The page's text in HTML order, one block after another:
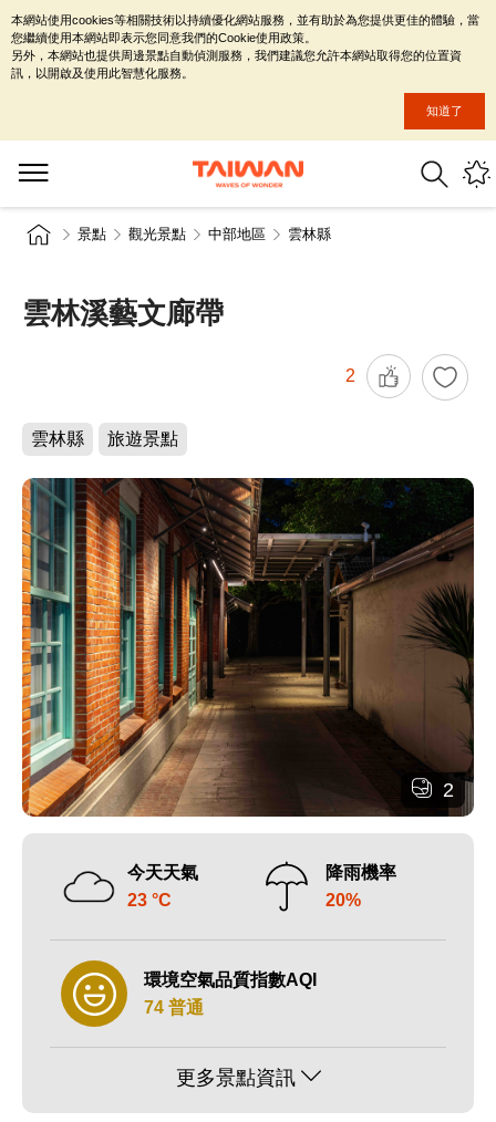
景點 觀光景點 中部地區 雲林縣
雲林溪藝文廊帶
2
雲林縣 旅遊景點
2
今天天氣
23 °C
降雨機率
20%
環境空氣品質指數AQI
74 普通
更多景點資訊
本網站使用cookies等相關技術以持續優化網站服務，並有助於為您提供更佳的體驗，當
您繼續使用本網站即表示您同意我們的Cookie使用政策。
另外，本網站也提供周邊景點自動偵測服務，我們建議您允許本網站取得您的位置資
訊，以開啟及使用此智慧化服務。
知道了